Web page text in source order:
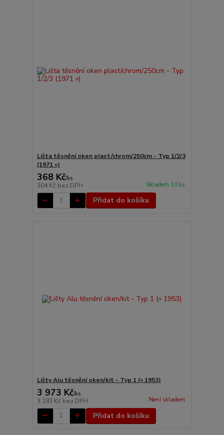
Lišta těsnění oken plast/chrom/250cm - Typ 1/2/3
(1971 »)
368 Kč/ks
304 Kč bez DPH Skladem 10 ks
Přidat do košíku
Lišty Alu těsnění oken/kit - Typ 1 (» 1953)
3 973 Kč/ks
3 283 Kč bez DPH Není skladem
Přidat do košíku